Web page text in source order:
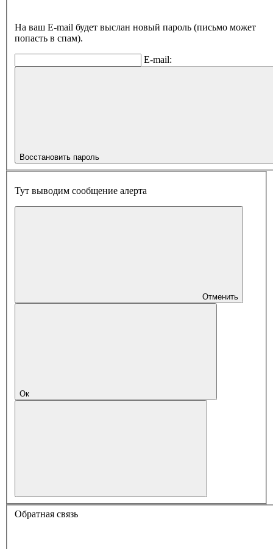
На ваш E-mail будет выслан новый пароль (письмо может
попасть в спам).
E-mail:
Восстановить пароль
Тут выводим сообщение алерта
Отменить
Ок
Обратная связь